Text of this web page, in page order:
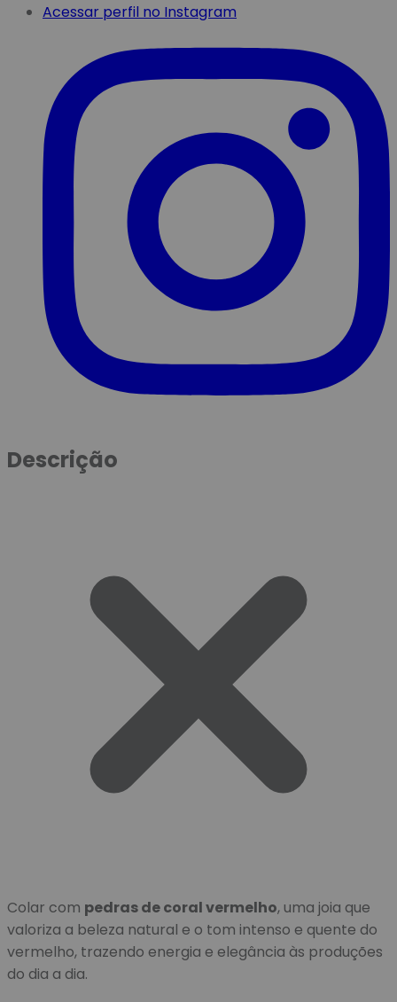
Acessar perfil no Instagram
Descrição
Colar com pedras de coral vermelho, uma joia que
valoriza a beleza natural e o tom intenso e quente do
vermelho, trazendo energia e elegância às produções
do dia a dia.